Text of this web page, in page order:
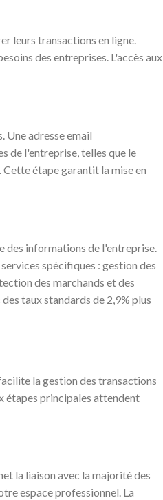
leurs transactions en ligne.
des entreprises. L'accès aux
Une adresse email
de l'entreprise, telles que le
étape garantit la mise en
des informations de l'entreprise.
spécifiques : gestion des
des marchands et des
taux standards de 2,9% plus
la gestion des transactions
étapes principales attendent
la liaison avec la majorité des
espace professionnel. La